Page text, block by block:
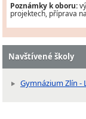
Poznámky k oboru:
projektech, příprava
Navštívené školy
Gymnázium Zlín -